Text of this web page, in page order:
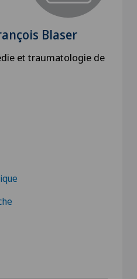
Blaser
et traumatologie de